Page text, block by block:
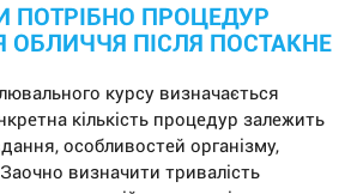
ПОТРІБНО ПРОЦЕДУР
ПІСЛЯ ПОСТАКНЕ
курсу визначається
кількість процедур залежить
особливостей організму,
визначити тривалість